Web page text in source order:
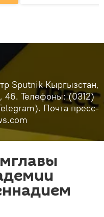
Sputnik Кыргызстан,
46. Телефоны: (0312)
Почта пресс-